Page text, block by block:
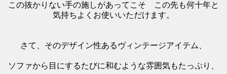
この抜かりない手の施しがあってこそ この先も何十年と
気持ちよくお使いいただけます。
さて、そのデザイン性あるヴィンテージアイテム、
ソファから目にするたびに和むような雰囲気もたっぷり、